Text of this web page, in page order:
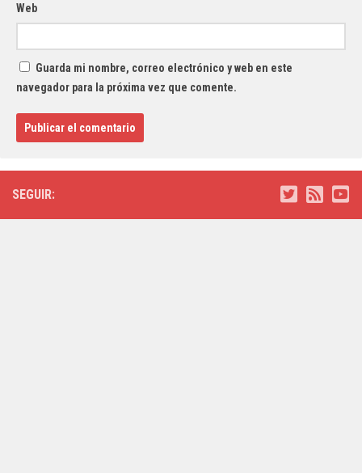
Web
Guarda mi nombre, correo electrónico y web en este
navegador para la próxima vez que comente.
SEGUIR: